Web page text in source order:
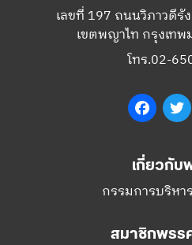
เลขที่ 197 ถนนวิภาวดีรั
เขตพญาไท กรุงเท
โทร.02-
เกี่ยวกับ
กรรมการบริหา
สมาชิกพรร